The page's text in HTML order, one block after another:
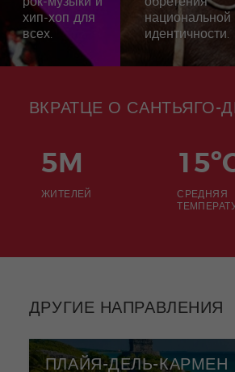
хип-хоп для
всех.
национальной
идентичности.
ВКРАТЦЕ О САНТЬЯГО-
5M
ЖИТЕЛЕЙ
СРЕДНЯЯ
ДРУГИЕ НАПРАВЛЕНИЯ
ПЛАЙЯ-ДЕЛЬ-КАРМЕН